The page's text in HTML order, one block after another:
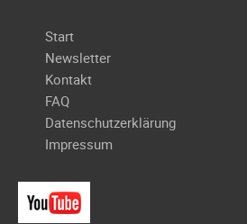
Navigation
überspringen
Start
Newsletter
Kontakt
FAQ
Datenschutzerklärung
Impressum